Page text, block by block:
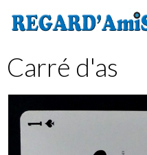
Carré d'as